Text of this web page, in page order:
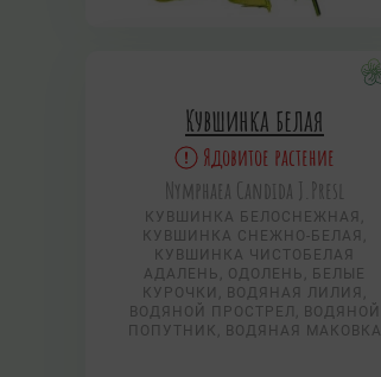
Кувшинка белая
Ядовитое растение
Nymphаеа Candida J.Presl
КУВШИНКА БЕЛОСНЕЖНАЯ,
КУВШИНКА СНЕЖНО-БЕЛАЯ,
КУВШИНКА ЧИСТОБЕЛАЯ
АДАЛЕНЬ, ОДОЛЕНЬ, БЕЛЫЕ
КУРОЧКИ, ВОДЯНАЯ ЛИЛИЯ,
ВОДЯНОЙ ПРОСТРЕЛ, ВОДЯНОЙ
ПОПУТНИК, ВОДЯНАЯ МАКОВКА